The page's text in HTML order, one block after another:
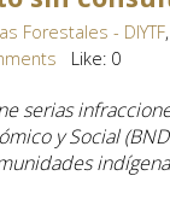
Forestales - DIYTF,
Like: 0
serias
y Social